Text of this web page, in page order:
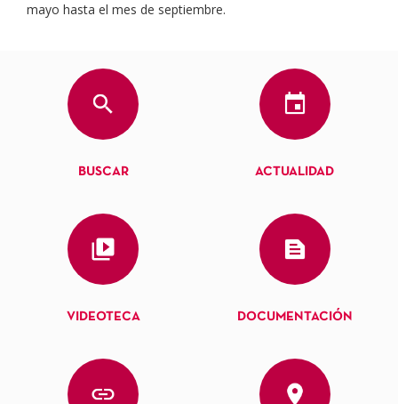
mayo hasta el mes de septiembre.
BUSCAR ACTUALIDAD
VIDEOTECA DOCUMENTACIÓN